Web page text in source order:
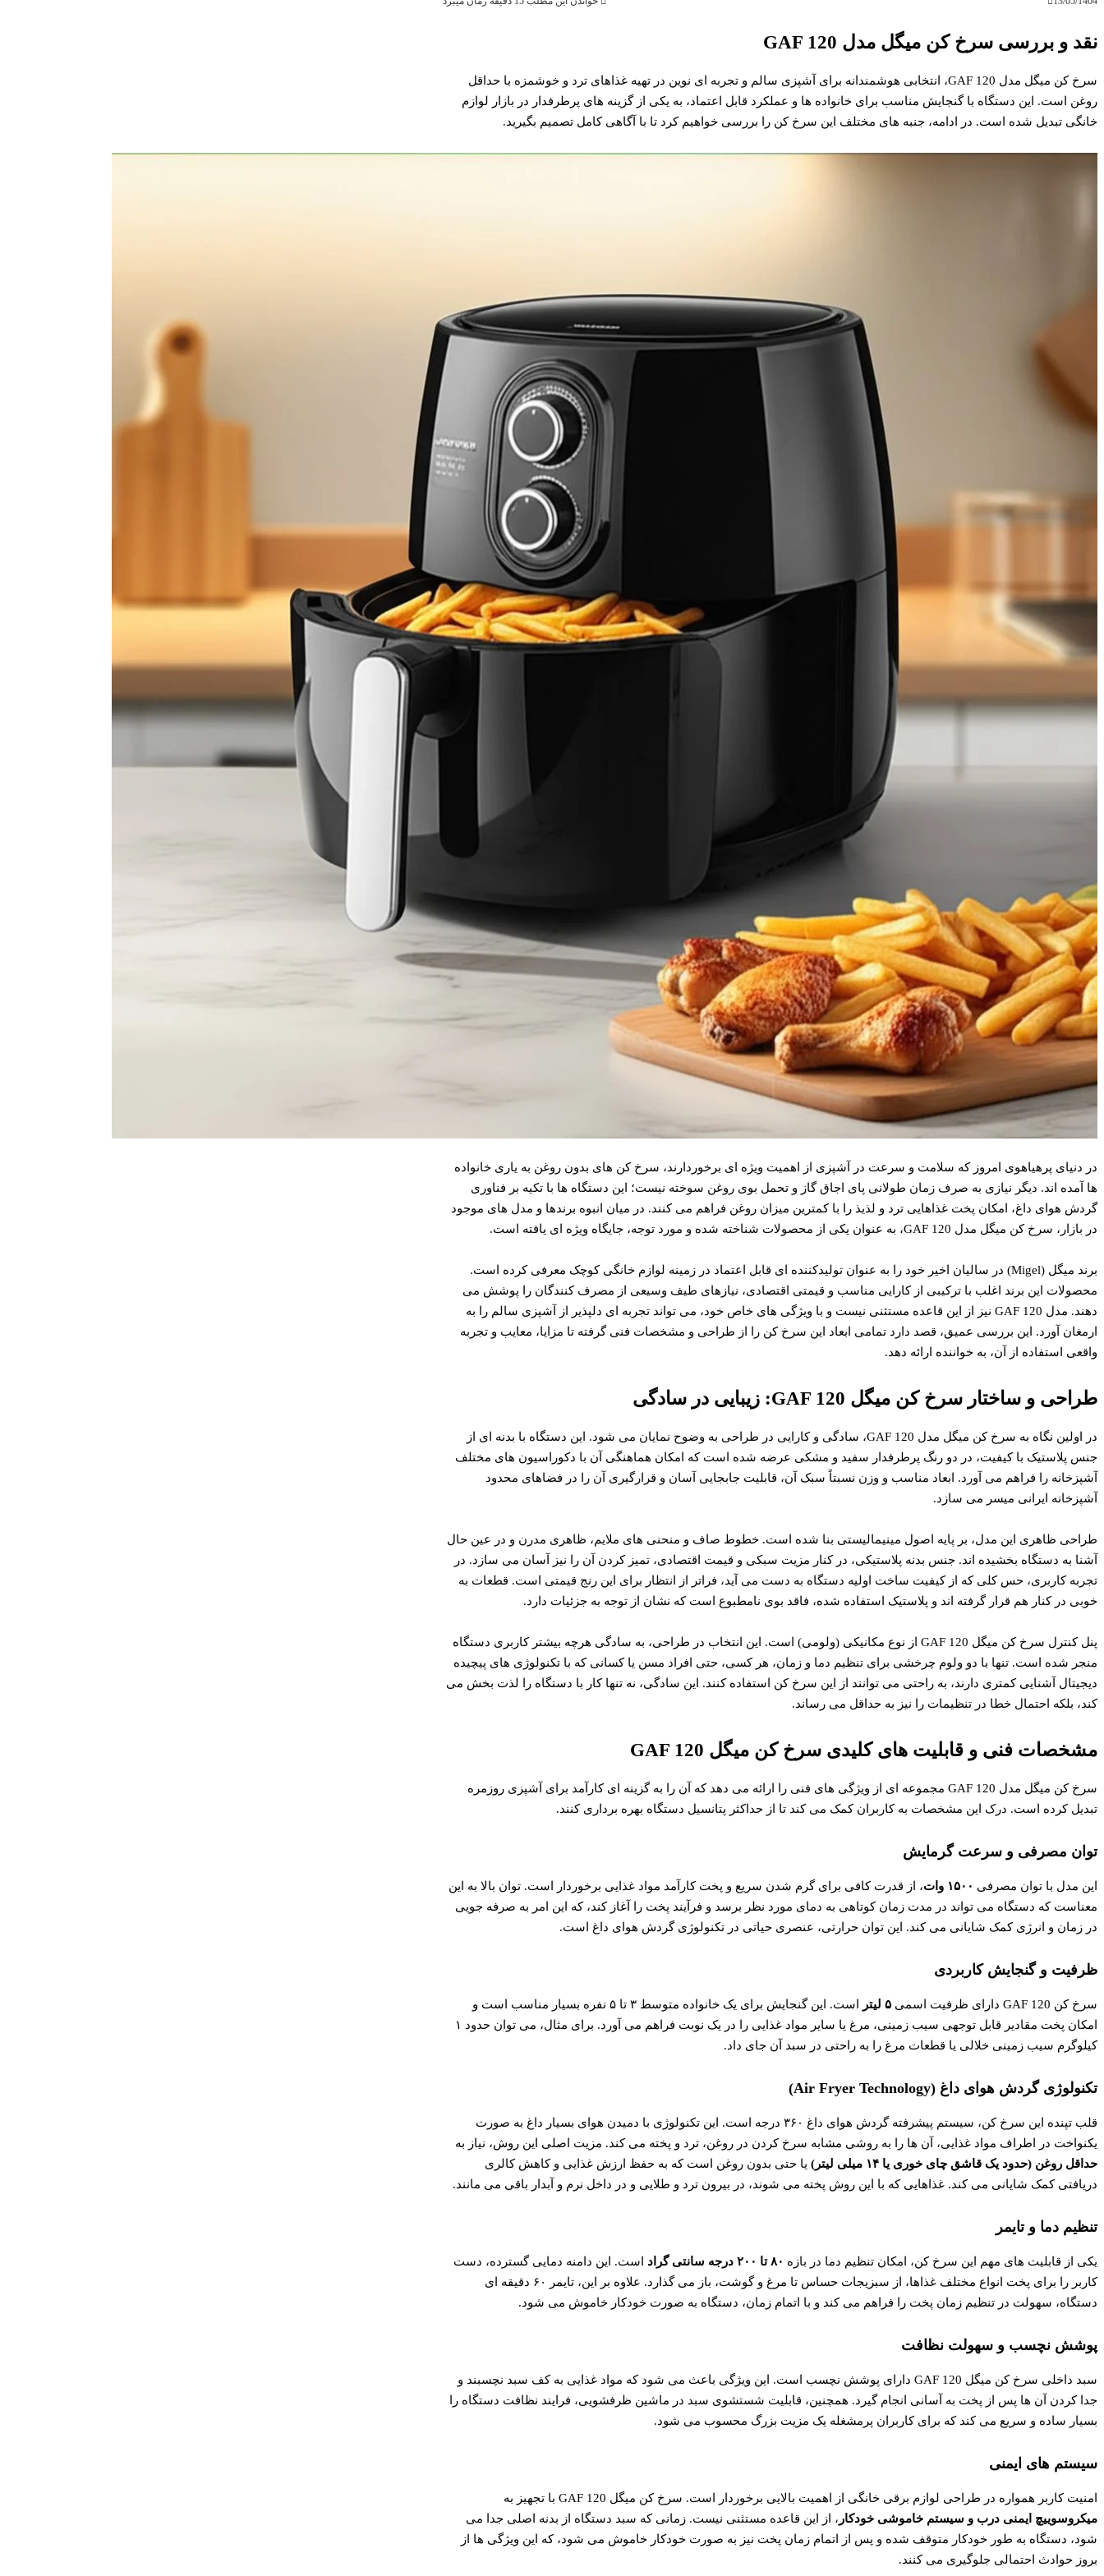
نقد و بررسی سرخ کن میگل مدل GAF 120
سرخ کن میگل مدل GAF 120، انتخابی هوشمندانه برای آشپزی سالم و تجربه ای نوین در تهیه غذاهای ترد و خوشمزه با حداقل
روغن است. این دستگاه با گنجایش مناسب برای خانواده ها و عملکرد قابل اعتماد، به یکی از گزینه های پرطرفدار در بازار لوازم
خانگی تبدیل شده است. در ادامه، جنبه های مختلف این سرخ کن را بررسی خواهیم کرد تا با آگاهی کامل تصمیم بگیرید.
در دنیای پرهیاهوی امروز که سلامت و سرعت در آشپزی از اهمیت ویژه ای برخوردارند، سرخ کن های بدون روغن به یاری خانواده
ها آمده اند. دیگر نیازی به صرف زمان طولانی پای اجاق گاز و تحمل بوی روغن سوخته نیست؛ این دستگاه ها با تکیه بر فناوری
گردش هوای داغ، امکان پخت غذاهایی ترد و لذیذ را با کمترین میزان روغن فراهم می کنند. در میان انبوه برندها و مدل های موجود
در بازار، سرخ کن میگل مدل GAF 120، به عنوان یکی از محصولات شناخته شده و مورد توجه، جایگاه ویژه ای یافته است.
برند میگل (Migel) در سالیان اخیر خود را به عنوان تولیدکننده ای قابل اعتماد در زمینه لوازم خانگی کوچک معرفی کرده است.
محصولات این برند اغلب با ترکیبی از کارایی مناسب و قیمتی اقتصادی، نیازهای طیف وسیعی از مصرف کنندگان را پوشش می
دهند. مدل GAF 120 نیز از این قاعده مستثنی نیست و با ویژگی های خاص خود، می تواند تجربه ای دلپذیر از آشپزی سالم را به
ارمغان آورد. این بررسی عمیق، قصد دارد تمامی ابعاد این سرخ کن را از طراحی و مشخصات فنی گرفته تا مزایا، معایب و تجربه
واقعی استفاده از آن، به خواننده ارائه دهد.
طراحی و ساختار سرخ کن میگل GAF 120: زیبایی در سادگی
در اولین نگاه به سرخ کن میگل مدل GAF 120، سادگی و کارایی در طراحی به وضوح نمایان می شود. این دستگاه با بدنه ای از
جنس پلاستیک با کیفیت، در دو رنگ پرطرفدار سفید و مشکی عرضه شده است که امکان هماهنگی آن با دکوراسیون های مختلف
آشپزخانه را فراهم می آورد. ابعاد مناسب و وزن نسبتاً سبک آن، قابلیت جابجایی آسان و قرارگیری آن را در فضاهای محدود
آشپزخانه ایرانی میسر می سازد.
طراحی ظاهری این مدل، بر پایه اصول مینیمالیستی بنا شده است. خطوط صاف و منحنی های ملایم، ظاهری مدرن و در عین حال
آشنا به دستگاه بخشیده اند. جنس بدنه پلاستیکی، در کنار مزیت سبکی و قیمت اقتصادی، تمیز کردن آن را نیز آسان می سازد. در
تجربه کاربری، حس کلی که از کیفیت ساخت اولیه دستگاه به دست می آید، فراتر از انتظار برای این رنج قیمتی است. قطعات به
خوبی در کنار هم قرار گرفته اند و پلاستیک استفاده شده، فاقد بوی نامطبوع است که نشان از توجه به جزئیات دارد.
پنل کنترل سرخ کن میگل GAF 120 از نوع مکانیکی (ولومی) است. این انتخاب در طراحی، به سادگی هرچه بیشتر کاربری دستگاه
منجر شده است. تنها با دو ولوم چرخشی برای تنظیم دما و زمان، هر کسی، حتی افراد مسن یا کسانی که با تکنولوژی های پیچیده
دیجیتال آشنایی کمتری دارند، به راحتی می توانند از این سرخ کن استفاده کنند. این سادگی، نه تنها کار با دستگاه را لذت بخش می
کند، بلکه احتمال خطا در تنظیمات را نیز به حداقل می رساند.
مشخصات فنی و قابلیت های کلیدی سرخ کن میگل GAF 120
سرخ کن میگل مدل GAF 120 مجموعه ای از ویژگی های فنی را ارائه می دهد که آن را به گزینه ای کارآمد برای آشپزی روزمره
تبدیل کرده است. درک این مشخصات به کاربران کمک می کند تا از حداکثر پتانسیل دستگاه بهره برداری کنند.
توان مصرفی و سرعت گرمایش
این مدل با توان مصرفی ۱۵۰۰ وات
، از قدرت کافی برای گرم شدن سریع و پخت کارآمد مواد غذایی برخوردار است. توان بالا به این
معناست که دستگاه می تواند در مدت زمان کوتاهی به دمای مورد نظر برسد و فرآیند پخت را آغاز کند، که این امر به صرفه جویی
در زمان و انرژی کمک شایانی می کند. این توان حرارتی، عنصری حیاتی در تکنولوژی گردش هوای داغ است.
ظرفیت و گنجایش کاربردی
سرخ کن GAF 120 دارای ظرفیت اسمی ۵ لیتر
است. این گنجایش برای یک خانواده متوسط ۳ تا ۵ نفره بسیار مناسب است و
امکان پخت مقادیر قابل توجهی سیب زمینی، مرغ یا سایر مواد غذایی را در یک نوبت فراهم می آورد. برای مثال، می توان حدود ۱
کیلوگرم سیب زمینی خلالی یا قطعات مرغ را به راحتی در سبد آن جای داد.
تکنولوژی گردش هوای داغ (Air Fryer Technology)
قلب تپنده این سرخ کن، سیستم پیشرفته گردش هوای داغ ۳۶۰ درجه است. این تکنولوژی با دمیدن هوای بسیار داغ به صورت
یکنواخت در اطراف مواد غذایی، آن ها را به روشی مشابه سرخ کردن در روغن، ترد و پخته می کند. مزیت اصلی این روش، نیاز به
حداقل روغن (حدود یک قاشق چای خوری یا ۱۴ میلی لیتر)
یا حتی بدون روغن است که به حفظ ارزش غذایی و کاهش کالری
دریافتی کمک شایانی می کند. غذاهایی که با این روش پخته می شوند، در بیرون ترد و طلایی و در داخل نرم و آبدار باقی می مانند.
تنظیم دما و تایمر
یکی از قابلیت های مهم این سرخ کن، امکان تنظیم دما در بازه ۸۰ تا ۲۰۰ درجه سانتی گراد
است. این دامنه دمایی گسترده، دست
کاربر را برای پخت انواع مختلف غذاها، از سبزیجات حساس تا مرغ و گوشت، باز می گذارد. علاوه بر این، تایمر ۶۰ دقیقه ای
دستگاه، سهولت در تنظیم زمان پخت را فراهم می کند و با اتمام زمان، دستگاه به صورت خودکار خاموش می شود.
پوشش نچسب و سهولت نظافت
سبد داخلی سرخ کن میگل GAF 120 دارای پوشش نچسب است. این ویژگی باعث می شود که مواد غذایی به کف سبد نچسبند و
جدا کردن آن ها پس از پخت به آسانی انجام گیرد. همچنین، قابلیت شستشوی سبد در ماشین ظرفشویی، فرایند نظافت دستگاه را
بسیار ساده و سریع می کند که برای کاربران پرمشغله یک مزیت بزرگ محسوب می شود.
سیستم های ایمنی
امنیت کاربر همواره در طراحی لوازم برقی خانگی از اهمیت بالایی برخوردار است. سرخ کن میگل GAF 120 با تجهیز به
میکروسوییچ ایمنی درب و سیستم خاموشی خودکار ، از این قاعده مستثنی نیست. زمانی که سبد دستگاه از بدنه اصلی جدا می
شود، دستگاه به طور خودکار متوقف شده و پس از اتمام زمان پخت نیز به صورت خودکار خاموش می شود، که این ویژگی ها از
بروز حوادث احتمالی جلوگیری می کنند.